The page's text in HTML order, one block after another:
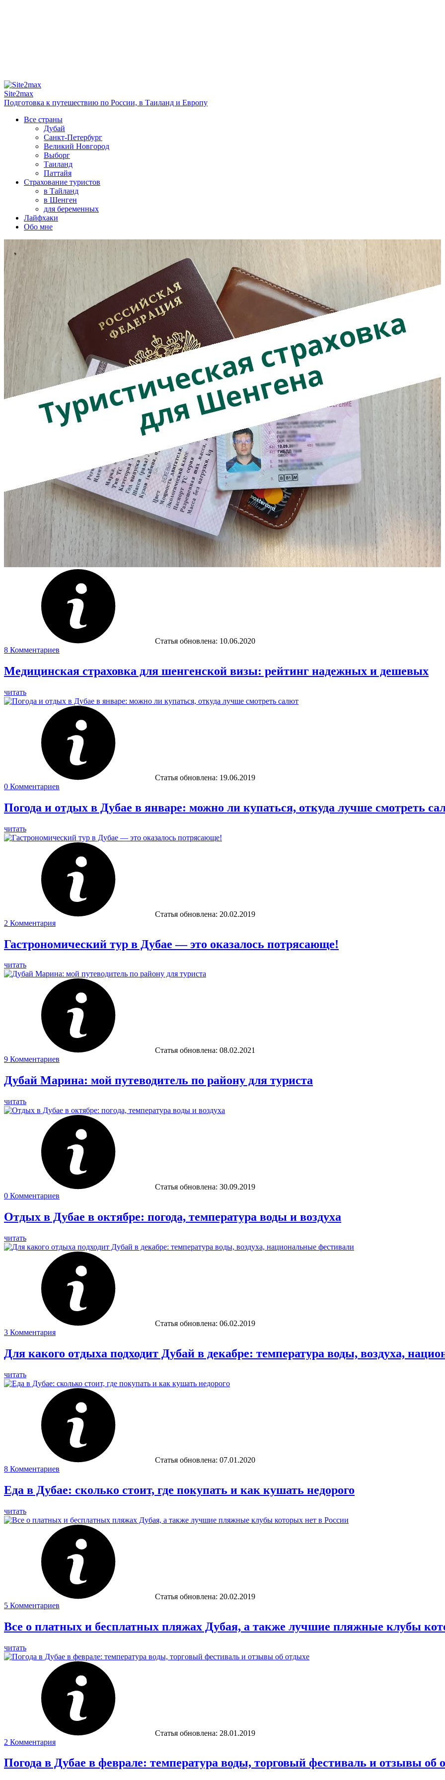
Site2max
Подготовка к путешествию по России, в Таиланд и Европу
Все страны
Дубай
Санкт-Петербург
Великий Новгород
Выборг
Таиланд
Паттайя
Страхование туристов
в Тайланд
в Шенген
для беременных
Лайфхаки
Обо мне
Статья обновлена: 10.06.2020
8 Комментариев
Медицинская страховка для шенгенской визы: рейтинг надежных и дешевых
читать
Статья обновлена: 19.06.2019
0 Комментариев
Погода и отдых в Дубае в январе: можно ли купаться, откуда лучше смотреть
читать
Статья обновлена: 20.02.2019
2 Комментария
Гастрономический тур в Дубае — это оказалось потрясающе!
читать
Статья обновлена: 08.02.2021
9 Комментариев
Дубай Марина: мой путеводитель по району для туриста
читать
Статья обновлена: 30.09.2019
0 Комментариев
Отдых в Дубае в октябре: погода, температура воды и воздуха
читать
Статья обновлена: 06.02.2019
3 Комментария
Для какого отдыха подходит Дубай в декабре: температура воды, воздуха,
читать
Статья обновлена: 07.01.2020
8 Комментариев
Еда в Дубае: сколько стоит, где покупать и как кушать недорого
читать
Статья обновлена: 20.02.2019
5 Комментариев
Все о платных и бесплатных пляжах Дубая, а также лучшие пляжные клубы
читать
Статья обновлена: 28.01.2019
2 Комментария
Погода в Дубае в феврале: температура воды, торговый фестиваль и отзывы об